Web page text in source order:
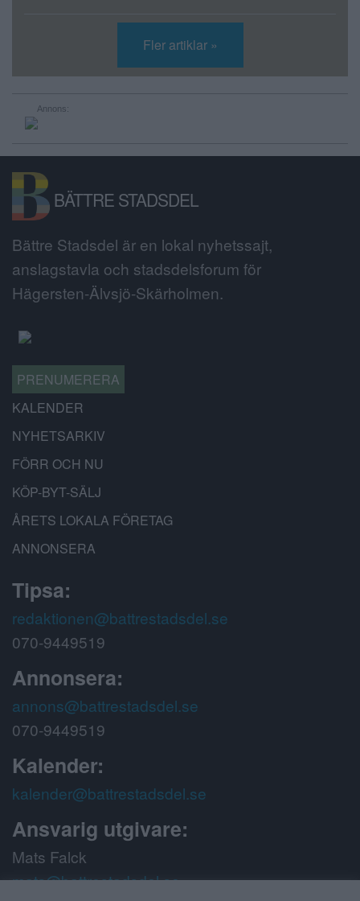
Fler artiklar »
Annons:
BÄTTRE STADSDEL
Bättre Stadsdel är en lokal nyhetssajt,
anslagstavla och stadsdelsforum för
Hägersten-Älvsjö-Skärholmen.
PRENUMERERA
KALENDER
NYHETSARKIV
FÖRR OCH NU
KÖP-BYT-SÄLJ
ÅRETS LOKALA FÖRETAG
ANNONSERA
Tipsa:
redaktionen@battrestadsdel.se
070-9449519
Annonsera:
annons@battrestadsdel.se
070-9449519
Kalender:
kalender@battrestadsdel.se
Ansvarig utgivare:
Mats Falck
mats@battrestadsdel.se